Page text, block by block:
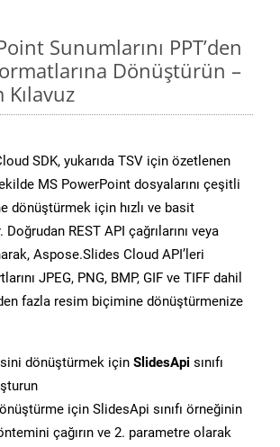
Sunumlarını PPT’den
Dönüştürün –
Kılavuz
SDK, yukarıda TSV için özetlenen
MS PowerPoint dosyalarını çeşitli
dönüştürmek için hızlı ve basit
REST API çağrılarını veya
Aspose.Slides Cloud API’leri
JPEG, PNG, BMP, GIF ve TIFF dahil
fazla resim biçimine dönüştürmenize
dönüştürmek için SlidesApi sınıfı
için SlidesApi sınıfı örneğinin
çağırın ve 2. parametre olarak